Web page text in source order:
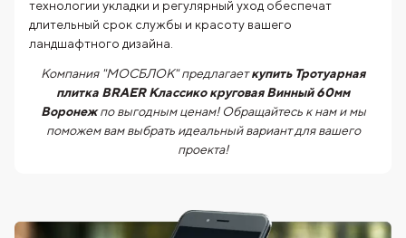
технологии укладки и регулярный уход обеспечат
длительный срок службы и красоту вашего
ландшафтного дизайна.
Компания "МОСБЛОК" предлагаеткупить Тротуарная
плитка BRAER Классико круговая Винный 60мм
Воронежпо выгодным ценам! Обращайтесь к нам и мы
поможем вам выбрать идеальный вариант для вашего
проекта!